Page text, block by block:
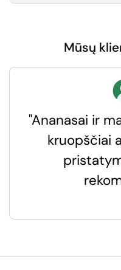
Mūsų
"Ananasai ir
kruopščiai